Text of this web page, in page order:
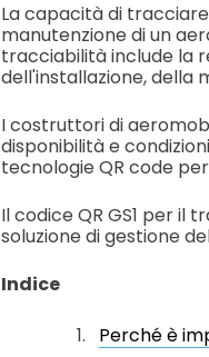
La capacità di
manutenzione di un
tracciabilità include la
dell'installazione, della
I costruttori di
disponibilità e
tecnologie QR code
Il codice QR GS1 per
soluzione di gestione
Indice
Perché è